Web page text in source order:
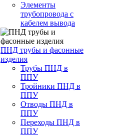
Элементы
трубопровода с
кабелем вывода
ПНД трубы и фасонные
изделия
Трубы ПНД в
ППУ
Тройники ПНД в
ППУ
Отводы ПНД в
ППУ
Переходы ПНД в
ППУ